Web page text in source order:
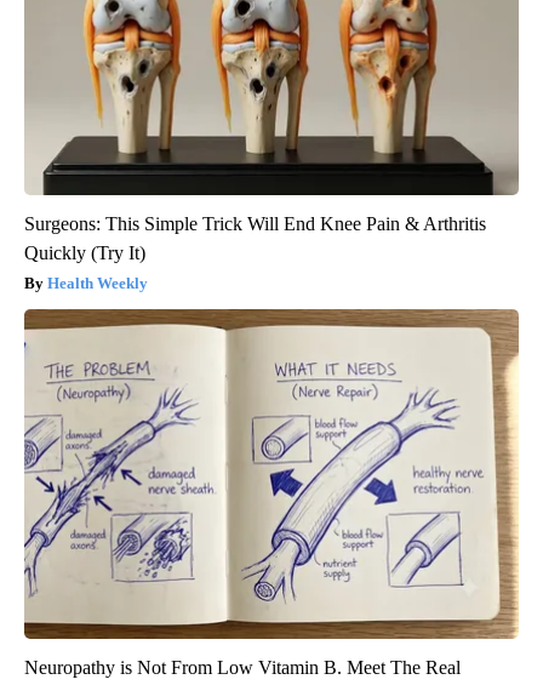
Surgeons: This Simple Trick Will End Knee Pain & Arthritis
Quickly (Try It)
Health Weekly
Neuropathy is Not From Low Vitamin B. Meet The Real